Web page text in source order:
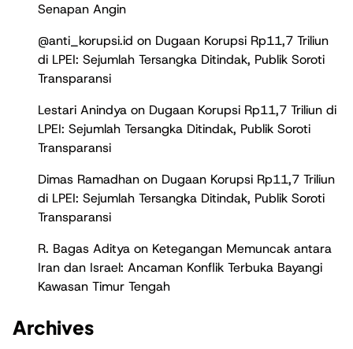
Senapan Angin
@anti_korupsi.id on Dugaan Korupsi Rp11,7 Triliun
di LPEI: Sejumlah Tersangka Ditindak, Publik Soroti
Transparansi
Lestari Anindya on Dugaan Korupsi Rp11,7 Triliun di
LPEI: Sejumlah Tersangka Ditindak, Publik Soroti
Transparansi
Dimas Ramadhan on Dugaan Korupsi Rp11,7 Triliun
di LPEI: Sejumlah Tersangka Ditindak, Publik Soroti
Transparansi
R. Bagas Aditya on Ketegangan Memuncak antara
Iran dan Israel: Ancaman Konflik Terbuka Bayangi
Kawasan Timur Tengah
Archives